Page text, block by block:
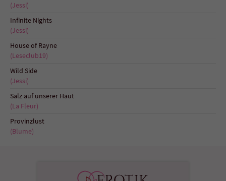
(Jessi)
Infinite Nights
(Jessi)
House of Rayne
(Leseclub19)
Wild Side
(Jessi)
Salz auf unserer Haut
(La Fleur)
Provinzlust
(Blume)